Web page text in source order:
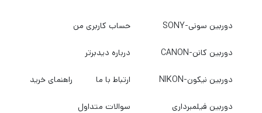
العاده عکاسی با لنزهای Canon RF را تجربه کنید.
دوربین سونی-SONY
دوربین کانن-CANON
دوربین نیکون-NIKON
دوربین فیلمبرداری
حساب کاربری من
درباره دیدبرتر
ارتباط با ما راهنمای خرید
سوالات متداول